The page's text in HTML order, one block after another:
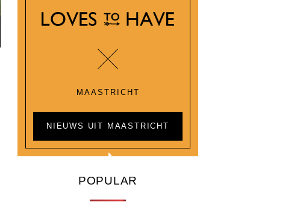
MAASTRICHT
NIEUWS UIT MAASTRICHT
POPULAR